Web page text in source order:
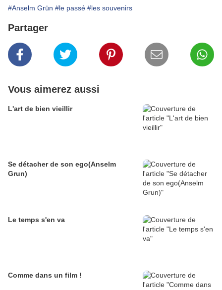
#Anselm Grün #le passé #les souvenirs
Partager
Vous aimerez aussi
L'art de bien vieillir
Se détacher de son ego(Anselm
Grun)
Le temps s'en va
Comme dans un film !